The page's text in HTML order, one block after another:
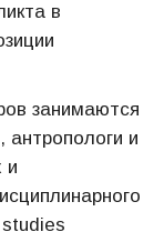
в
занимаются
антропологи и
и
studies